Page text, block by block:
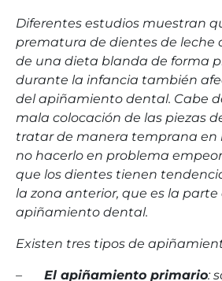
Diferentes estudios muestran
prematura de dientes de leche
de una dieta blanda de forma
durante la infancia también
del apiñamiento dental. Cabe
mala colocación de las piezas
tratar de manera temprana en
no hacerlo en problema
que los dientes tienen
la zona anterior, que es la
apiñamiento dental.
Existen tres tipos de
– El apiñamiento primario: